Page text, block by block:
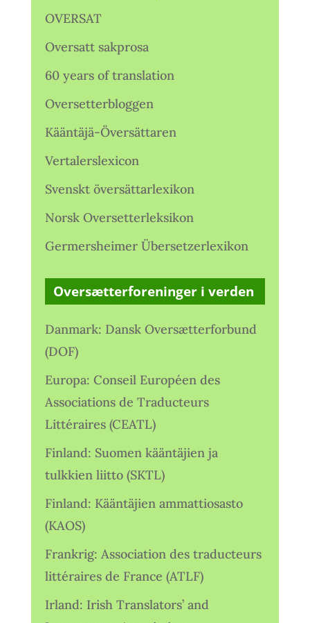
OVERSAT
Oversatt sakprosa
60 years of translation
Oversetterbloggen
Kääntäjä-Översättaren
Vertalerslexicon
Svenskt översättarlexikon
Norsk Oversetterleksikon
Germersheimer Übersetzerlexikon
Oversætterforeninger i verden
Danmark: Dansk Oversætterforbund
(DOF)
Europa: Conseil Européen des
Associations de Traducteurs
Littéraires (CEATL)
Finland: Suomen kääntäjien ja
tulkkien liitto (SKTL)
Finland: Kääntäjien ammattiosasto
(KAOS)
Frankrig: Association des traducteurs
littéraires de France (ATLF)
Irland: Irish Translators’ and